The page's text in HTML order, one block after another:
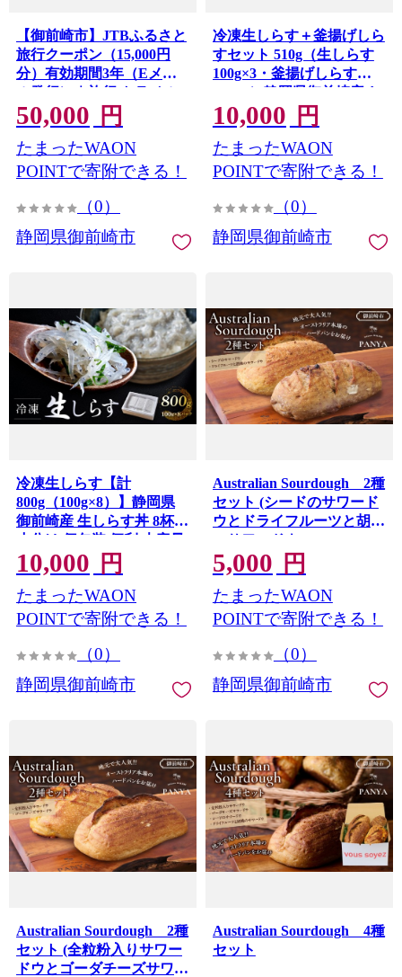
【御前崎市】JTBふるさと
旅行クーポン（15,000円
分）有効期間3年（Eメー
ル発行）｜旅行 トラベル
予約 国内旅行 JTB 宿泊 観
光 体験 旅行券 宿泊券 旅行
予約 温泉 ホテル 旅館 チケ
ット 子供 子連れ カップル
ーポン 店頭 オンライン ネ
50,000 円
たまったWAON
POINTで寄附できる！
（0）
静岡県御前崎市
冷凍生しらす＋釜揚げしら
すセット 510g（生しらす
100g×3・釜揚げしらす
70g×3）静岡県御前崎産 し
らす丼 小分け 個包装 便利
大容量 徳用 海鮮丼 どんぶ
り 刺身 おつまみ おかず 惣
菜 晩ごはん
10,000 円
たまったWAON
POINTで寄附できる！
（0）
静岡県御前崎市
冷凍生しらす【計
800g（100g×8）】静岡県
御前崎産 生しらす丼 8杯分
小分け 個包装 便利 大容量
徳用 海鮮丼 使いやすい食
べきりサイズ どんぶり 刺
身 おつまみ おかず 惣菜 晩
ごはん
10,000 円
たまったWAON
POINTで寄附できる！
（0）
静岡県御前崎市
Australian Sourdough 2種
セット (シードのサワード
ウとドライフルーツと胡桃
のサワードウ)
5,000 円
たまったWAON
POINTで寄附できる！
（0）
静岡県御前崎市
Australian Sourdough 2種
セット (全粒粉入りサワー
ドウとゴーダチーズサワー
Australian Sourdough 4種
セット